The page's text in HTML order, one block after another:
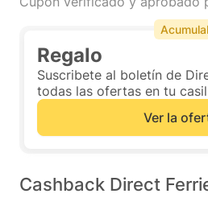
Regalo
Suscribete al boletín de
todas las ofertas en tu
Ver la
Cashback Direct